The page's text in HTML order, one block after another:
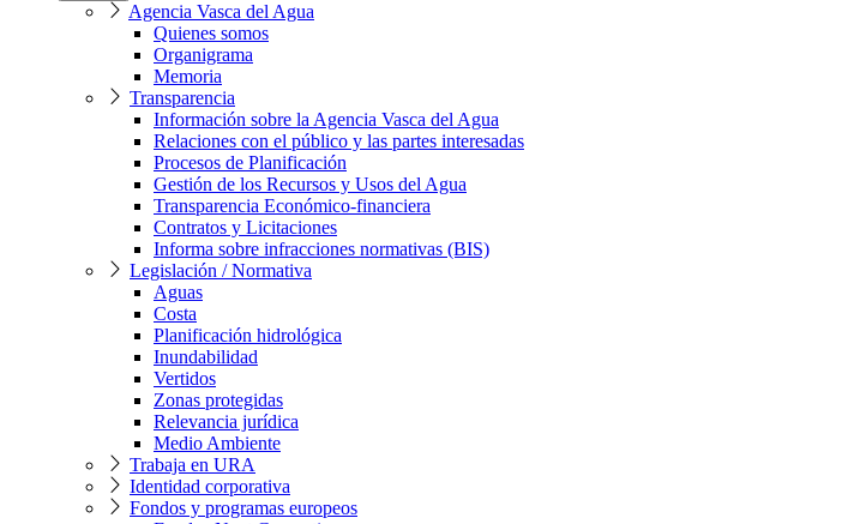
Agencia Vasca del Agua
Quienes somos
Organigrama
Memoria
Transparencia
Información sobre la Agencia Vasca del Agua
Relaciones con el público y las partes interesadas
Procesos de Planificación
Gestión de los Recursos y Usos del Agua
Transparencia Económico-financiera
Contratos y Licitaciones
Informa sobre infracciones normativas (BIS)
Legislación / Normativa
Aguas
Costa
Planificación hidrológica
Inundabilidad
Vertidos
Zonas protegidas
Relevancia jurídica
Medio Ambiente
Trabaja en URA
Identidad corporativa
Fondos y programas europeos